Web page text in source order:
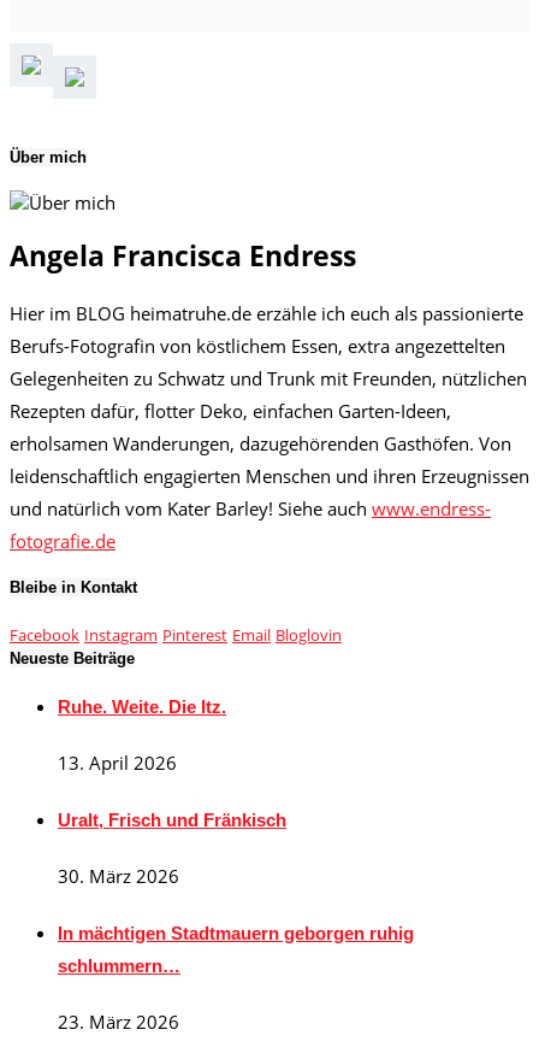
Über mich
Angela Francisca Endress
Hier im BLOG heimatruhe.de erzähle ich euch als passionierte
Berufs-Fotografin von köstlichem Essen, extra angezettelten
Gelegenheiten zu Schwatz und Trunk mit Freunden, nützlichen
Rezepten dafür, flotter Deko, einfachen Garten-Ideen,
erholsamen Wanderungen, dazugehörenden Gasthöfen. Von
leidenschaftlich engagierten Menschen und ihren Erzeugnissen
und natürlich vom Kater Barley! Siehe auch www.endress-
fotografie.de
Bleibe in Kontakt
Facebook Instagram Pinterest Email Bloglovin
Neueste Beiträge
Ruhe. Weite. Die Itz.
13. April 2026
Uralt, Frisch und Fränkisch
30. März 2026
In mächtigen Stadtmauern geborgen ruhig
schlummern…
23. März 2026